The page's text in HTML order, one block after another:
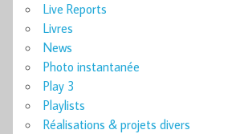
Live Reports
Livres
News
Photo instantanée
Play 3
Playlists
Réalisations & projets divers